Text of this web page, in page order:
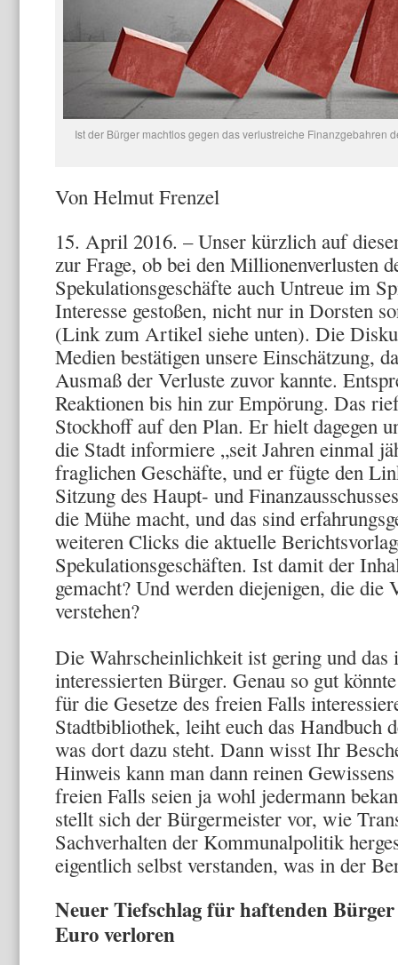
Ist der Bürger machtlos gegen das verlustreiche Finanzgebahren
Von Helmut Frenzel
15. April 2016. – Unser kürzlich auf
zur Frage, ob bei den Millionenverlusten
Spekulationsgeschäfte auch Untreue im
Interesse gestoßen, nicht nur in Dorsten
(Link zum Artikel siehe unten). Die
Medien bestätigen unsere Einschätzung,
Ausmaß der Verluste zuvor kannte.
Reaktionen bis hin zur Empörung. Das
Stockhoff auf den Plan. Er hielt dagegen
die Stadt informiere „seit Jahren einmal
fraglichen Geschäfte, und er fügte den
Sitzung des Haupt- und
die Mühe macht, und das sind
weiteren Clicks die aktuelle
Spekulationsgeschäften. Ist damit der
gemacht? Und werden diejenigen, die die
verstehen?
Die Wahrscheinlichkeit ist gering und
interessierten Bürger. Genau so gut
für die Gesetze des freien Falls
Stadtbibliothek, leiht euch das Handbuch
was dort dazu steht. Dann wisst Ihr
Hinweis kann man dann reinen
freien Falls seien ja wohl jedermann
stellt sich der Bürgermeister vor, wie
Sachverhalten der Kommunalpolitik
eigentlich selbst verstanden, was in der
Neuer Tiefschlag für haftenden
Euro verloren